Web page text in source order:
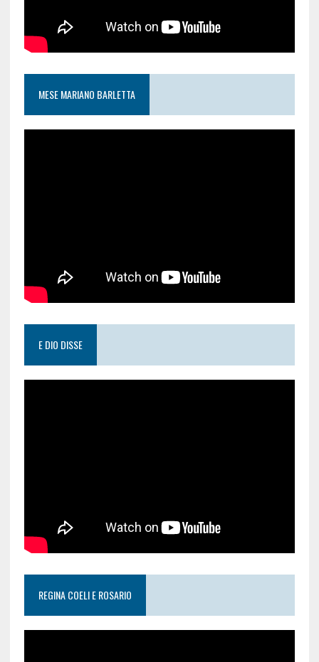
MESE MARIANO BARLETTA
E DIO DISSE
REGINA COELI E ROSARIO